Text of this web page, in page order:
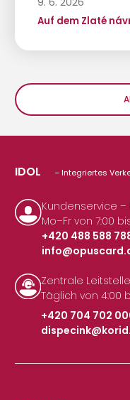
Auf dem Zlaté
IDOL – Integriertes
Kundenservice –
Mo–Fr von 7:00
+420 488 588
|
Zentrale
Täglich von 4:00
+420 704 702
|